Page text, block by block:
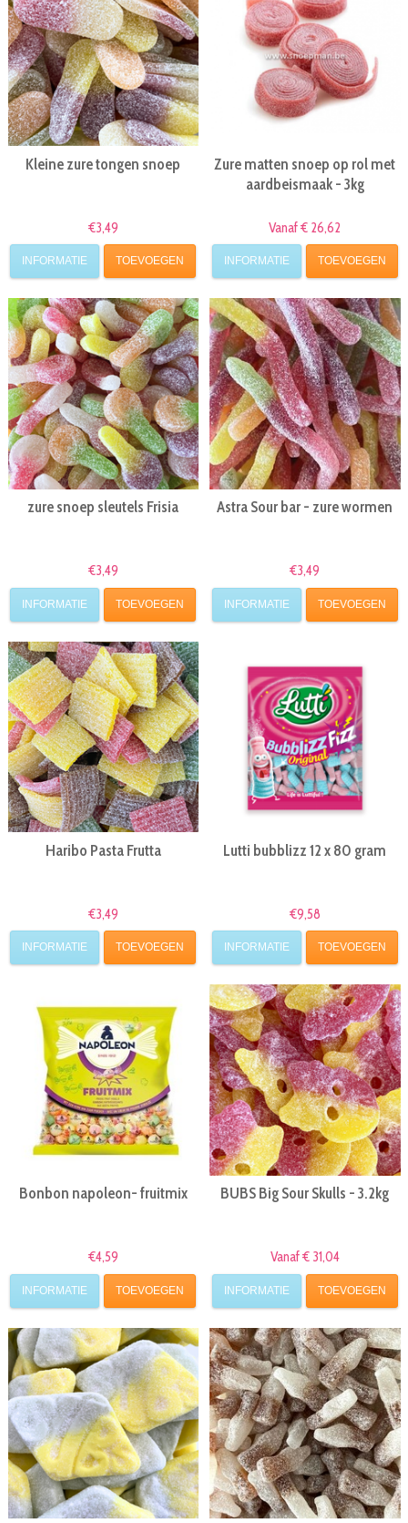
Kleine zure tongen snoep
€3,49
INFORMATIE TOEVOEGEN
Zure matten snoep op rol met
aardbeismaak - 3kg
Vanaf € 26,62
INFORMATIE TOEVOEGEN
zure snoep sleutels Frisia
€3,49
INFORMATIE TOEVOEGEN
Astra Sour bar - zure wormen
€3,49
INFORMATIE TOEVOEGEN
Haribo Pasta Frutta
€3,49
INFORMATIE TOEVOEGEN
Lutti bubblizz 12 x 80 gram
€9,58
INFORMATIE TOEVOEGEN
Bonbon napoleon- fruitmix
€4,59
INFORMATIE TOEVOEGEN
BUBS Big Sour Skulls - 3.2kg
Vanaf € 31,04
INFORMATIE TOEVOEGEN